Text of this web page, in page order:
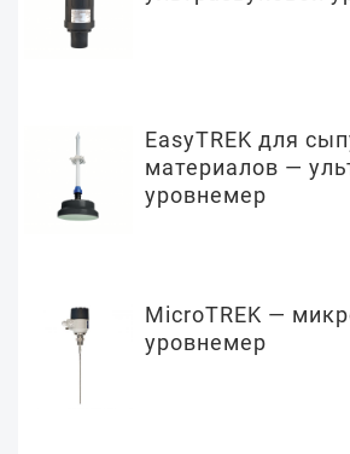
EasyTREK для
материалов —
уровнемер
MicroTREK —
уровнемер